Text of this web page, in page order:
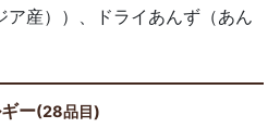
ア産））、ドライあんず（あん
ー(28品目)